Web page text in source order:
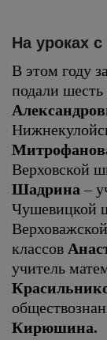
На уроках
В этом году
подали шесть
Верховской
Шадрина–
Чушевицкой
классов
учитель
Кирюшина.